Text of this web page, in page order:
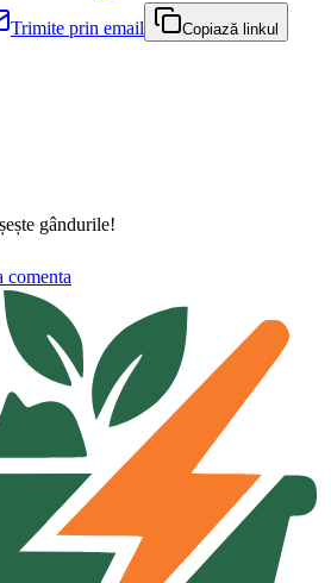
Trimite prin email Copiază linkul
gândurile!
comenta